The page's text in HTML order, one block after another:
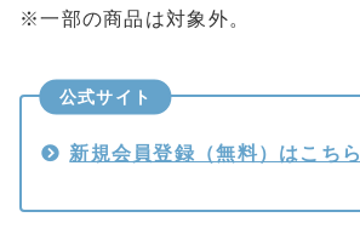
※一部の商品は対象外。
公式サイト
新規会員登録（無料）はこちら